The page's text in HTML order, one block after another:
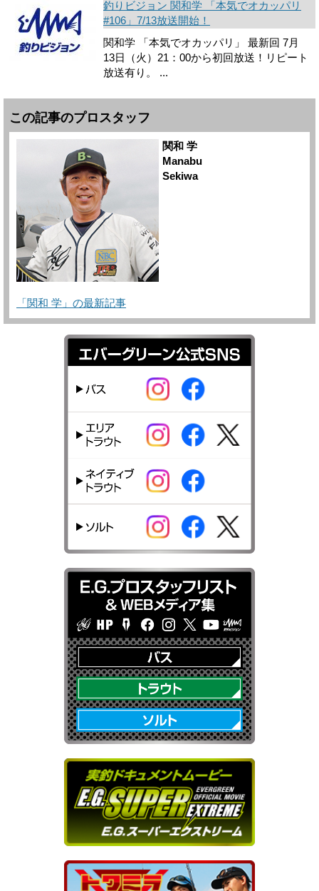
釣りビジョン 関和学 「本気でオカッパリ
#106」7/13放送開始！
関和学 「本気でオカッパリ」 最新回 7月
13日（火）21：00から初回放送！リピート
放送有り。 ...
この記事のプロスタッフ
関和 学
Manabu
Sekiwa
「関和 学」の最新記事